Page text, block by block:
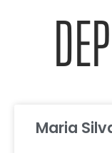
Maria